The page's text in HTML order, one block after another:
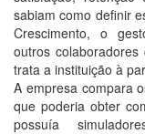
sabiam como definir
Crescimento, o
outros
trata a instituição à
A empresa compara
que poderia obter
possuía